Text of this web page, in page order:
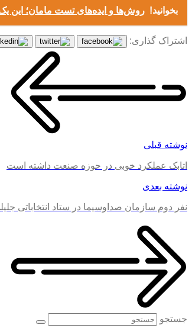
بخوانید! روش‌ها و ایده‌های تست مامان؛ این
اشتراک گذاری:
نوشته قبلی
اتابک عملکرد خوبی در حوزه صنعت داشته است
نوشته بعدی
نفر دوم سازمان صداوسیما در ستاد انتخاباتی
جستجو